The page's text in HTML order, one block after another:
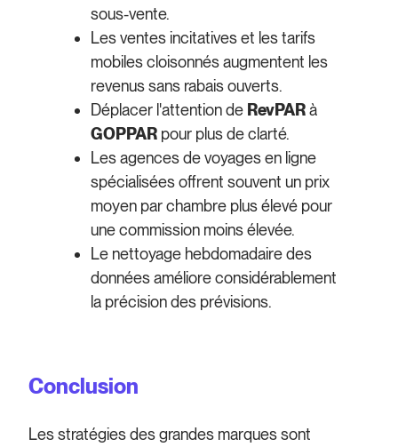
sous-vente.
Les ventes incitatives et les tarifs
mobiles cloisonnés augmentent les
revenus sans rabais ouverts.
Déplacer l'attention de RevPARà
GOPPAR pour plus de clarté.
Les agences de voyages en ligne
spécialisées offrent souvent un prix
moyen par chambre plus élevé pour
une commission moins élevée.
Le nettoyage hebdomadaire des
données améliore considérablement
la précision des prévisions.
Conclusion
Les stratégies des grandes marques sont